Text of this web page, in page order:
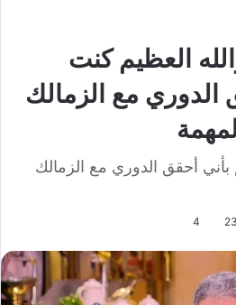
العظيم كنت
الدوري مع الزمالك
بأني أحقق الدوري مع الزمالك
4